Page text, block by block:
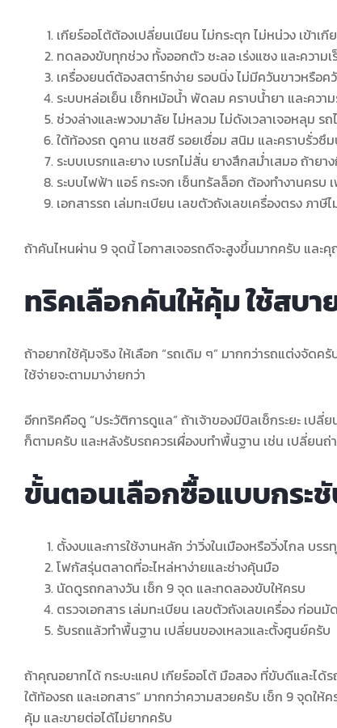
เกียร์ออโต้ต้องเปลี่ยนเนียน ไม่กระตุก ไม่หน่วง เข้า
ทดลองขับทุกช่วง ทั้งออกตัว ชะลอ เร่งแซง และความ
เครื่องยนต์ต้องสตาร์ทง่าย รอบนิ่ง ไม่มีควันขาวหรือ
ระบบหล่อเย็น เช็กหม้อน้ำ พัดลม คราบน้ำยา และควา
ช่วงล่างและพวงมาลัย ไม่หลวม ไม่ดังเวลาเจอหลุม ร
ใต้ท้องรถ ดูคาน แชสซี รอยเชื่อม สนิม และคราบรั่วซึม
ระบบเบรกและยาง เบรกไม่สั่น ยางสึกสม่ำเสมอ ถ้าย
ระบบไฟฟ้า แอร์ กระจก เซ็นทรัลล็อก ต้องทำงานครบ
เอกสารรถ เล่มทะเบียน เลขตัวถังเลขเครื่องตรง ภาษี
ถ้าคันไหนผ่าน 9 จุดนี้ โอกาสเจอรถดีจะสูงขึ้นมากครับ และ
ทริคเลือกคันให้คุ้ม ใช้สบ
ถ้าอยากใช้คุ้มจริง ให้เลือก “รถเดิม ๆ” มากกว่ารถแต่งจัด
ใช้จ่ายจะตามมาง่ายกว่า
อีกทริคคือดู “ประวัติการดูแล” ถ้าเจ้าของมีบิลเช็กระยะ เปลี่
ก็ตามครับ และหลังรับรถควรเผื่องบทำพื้นฐาน เช่น เปลี่ยน
ขั้นตอนเลือกซื้อแบบกระชั
ตั้งงบและการใช้งานหลัก ว่าวิ่งในเมืองหรือวิ่งไกล บร
โฟกัสรุ่นตลาดที่อะไหล่หาง่ายและช่างคุ้นมือ
นัดดูรถกลางวัน เช็ก 9 จุด และทดลองขับให้ครบ
ตรวจเอกสาร เล่มทะเบียน เลขตัวถังเลขเครื่อง ก่อนมั
รับรถแล้วทำพื้นฐาน เปลี่ยนของเหลวและตั้งศูนย์ครับ
ถ้าคุณอยากได้ กระบะแคป เกียร์ออโต้ มือสอง ที่ขับดีและได้
ใต้ท้องรถ และเอกสาร” มากกว่าความสวยครับ เช็ก 9 จุดใ
คุ้ม และขายต่อได้ไม่ยากครับ